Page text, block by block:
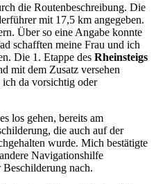
die Routenbeschreibung. Die
mit 17,5 km angegeben.
Über so eine Angabe konnte
schafften meine Frau und ich
Die 1. Etappe des Rheinsteigs
mit dem Zusatz versehen
ich da vorsichtig oder
los gehen, bereits am
die auch auf der
wurde. Mich bestätigte
Navigationshilfe
nach.